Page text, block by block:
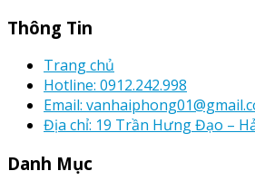
Thông Tin
Trang chủ
Hotline: 0912.242.998
Email:
Địa chỉ: 19 Trần Hưng Đạo –
Danh Mục